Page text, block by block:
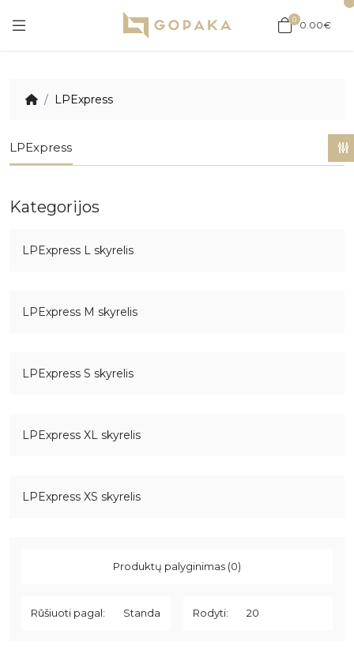
0 0.00€
LPExpress
LPExpress
Kategorijos
LPExpress L skyrelis
LPExpress M skyrelis
LPExpress S skyrelis
LPExpress XL skyrelis
LPExpress XS skyrelis
Produktų palyginimas (0)
Rūšiuoti pagal: Rodyti: